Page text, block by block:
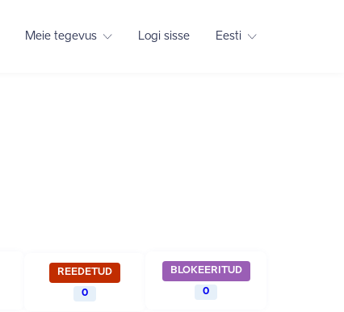
Meie tegevus Logi sisse Eesti
REEDETUD
0
BLOKEERITUD
0